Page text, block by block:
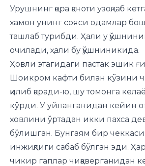
Урушнинг қора қаноти узоқлаб
ҳамон унинг сояси одамлар
ташлаб турибди. Ҳали у
очилади, ҳали бу қўшниникида.
Ҳовли этагидаги пастак эшик
Шоикром кафти билан кўзини
қилиб қаради-ю, шу томонга
кўрди. У уйланганидан кейин
ҳовлини ўртадан икки пахса
бўлишган. Бунгаям бир
инжиқлиги сабаб бўлган эди.
чикир гаплар чиқаверганидан